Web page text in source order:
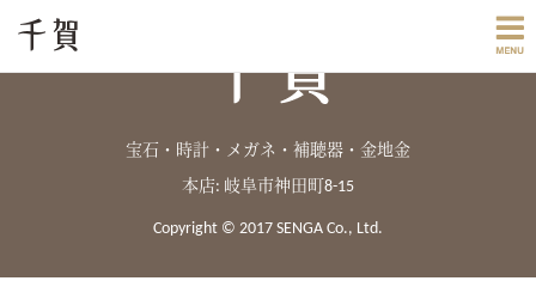
宝石・時計・メガネ・補聴器・金地金
本店: 岐阜市神田町8-15
Copyright © 2017 SENGA Co., Ltd.